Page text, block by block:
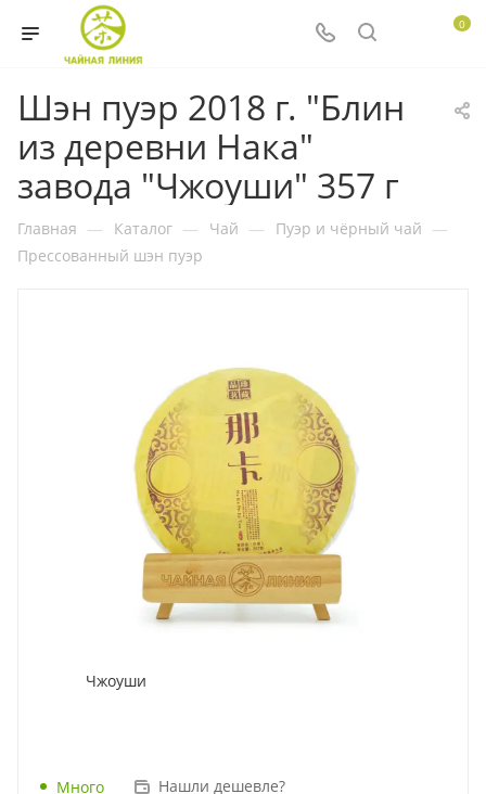
0
Шэн пуэр 2018 г. "Блин
из деревни Нака"
завода "Чжоуши" 357 г
Главная — Каталог — Чай — Пуэр и чёрный чай —
Прессованный шэн пуэр
Чжоуши
Много Нашли дешевле?